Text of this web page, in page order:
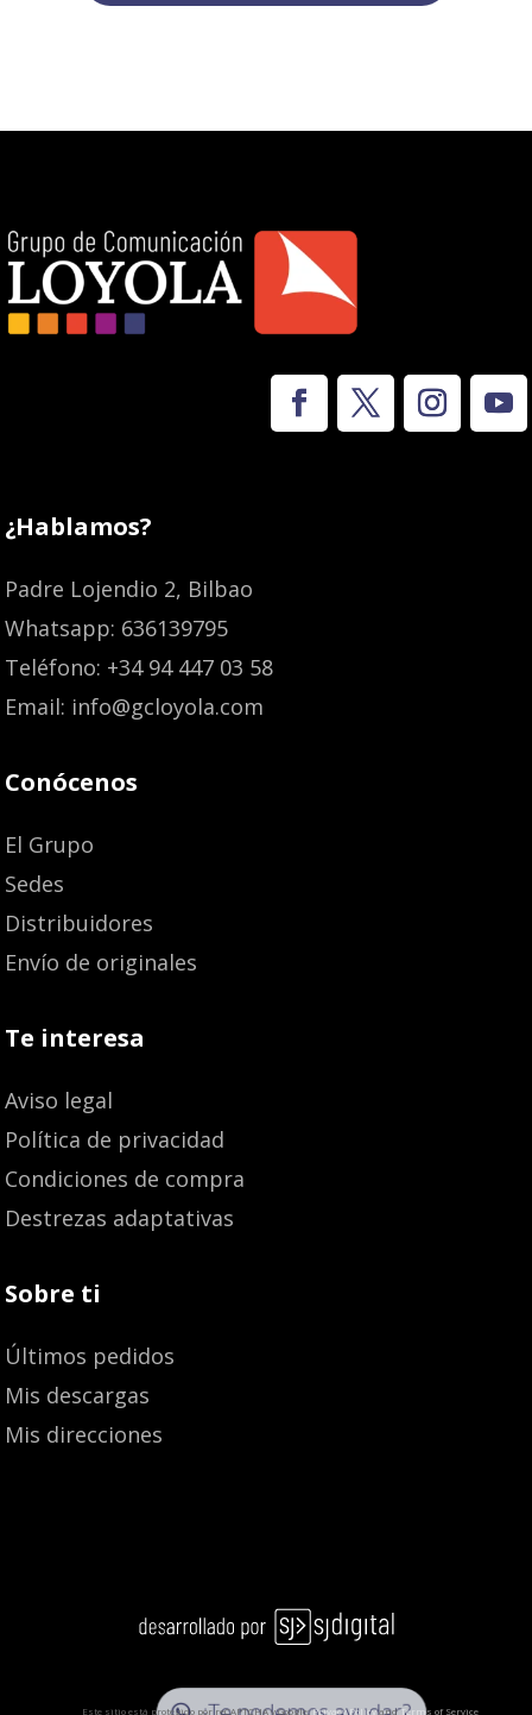
¿Hablamos?
Padre Lojendio 2, Bilbao
Whatsapp: 636139795
Teléfono: +34 94 447 03 58
Email: info@gcloyola.com
Conócenos
El Grupo
Sedes
Distribuidores
Envío de originales
Te interesa
Aviso legal
Política de privacidad
Condiciones de compra
Destrezas adaptativas
Sobre ti
Últimos pedidos
Mis descargas
Mis direcciones
Este sitio está protegido por reCAPTCHA y Google:Privacy PolicyandTerms of Service